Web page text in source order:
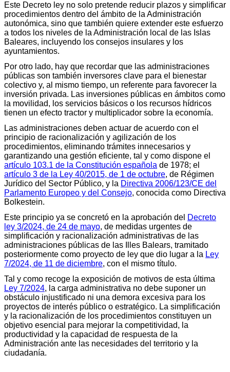
Este Decreto ley no solo pretende reducir plazos y simplificar
procedimientos dentro del ámbito de la Administración
autonómica, sino que también quiere extender este esfuerzo
a todos los niveles de la Administración local de las Islas
Baleares, incluyendo los consejos insulares y los
ayuntamientos.
Por otro lado, hay que recordar que las administraciones
públicas son también inversores clave para el bienestar
colectivo y, al mismo tiempo, un referente para favorecer la
inversión privada. Las inversiones públicas en ámbitos como
la movilidad, los servicios básicos o los recursos hídricos
tienen un efecto tractor y multiplicador sobre la economía.
Las administraciones deben actuar de acuerdo con el
principio de racionalización y agilización de los
procedimientos, eliminando trámites innecesarios y
garantizando una gestión eficiente, tal y como dispone el
artículo 103.1 de la Constitución española de 1978; el
artículo 3 de la Ley 40/2015, de 1 de octubre, de Régimen
Jurídico del Sector Público, y la Directiva 2006/123/CE del
Parlamento Europeo y del Consejo, conocida como Directiva
Bolkestein.
Este principio ya se concretó en la aprobación del Decreto
ley 3/2024, de 24 de mayo, de medidas urgentes de
simplificación y racionalización administrativas de las
administraciones públicas de las Illes Balears, tramitado
posteriormente como proyecto de ley que dio lugar a la Ley
7/2024, de 11 de diciembre, con el mismo título.
Tal y como recoge la exposición de motivos de esta última
Ley 7/2024, la carga administrativa no debe suponer un
obstáculo injustificado ni una demora excesiva para los
proyectos de interés público o estratégico. La simplificación
y la racionalización de los procedimientos constituyen un
objetivo esencial para mejorar la competitividad, la
productividad y la capacidad de respuesta de la
Administración ante las necesidades del territorio y la
ciudadanía.